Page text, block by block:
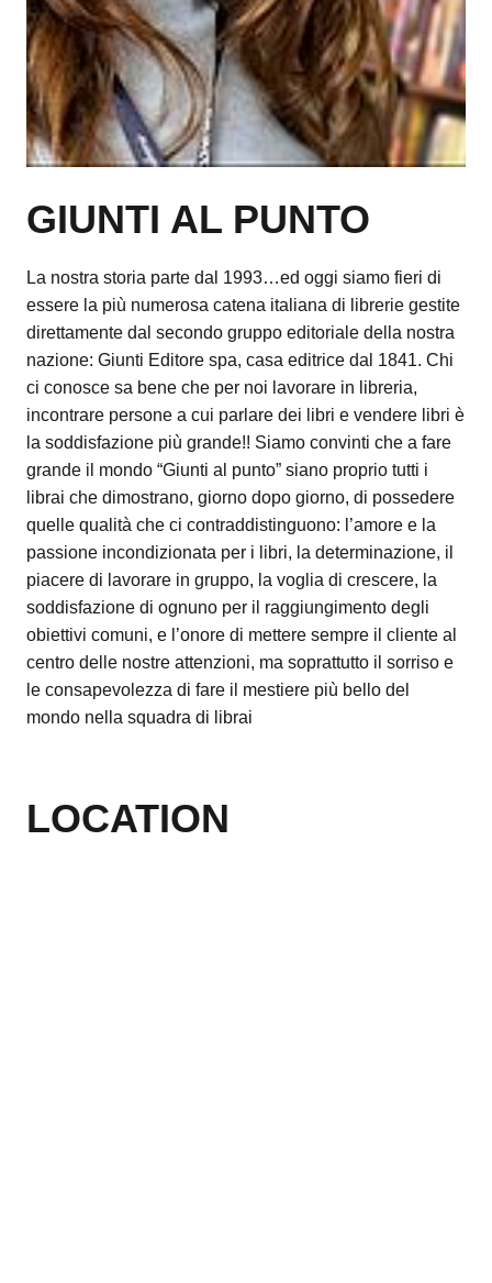
GIUNTI AL PUNTO
La nostra storia parte dal 1993…ed oggi siamo fieri di
essere la più numerosa catena italiana di librerie gestite
direttamente dal secondo gruppo editoriale della nostra
nazione: Giunti Editore spa, casa editrice dal 1841. Chi
ci conosce sa bene che per noi lavorare in libreria,
incontrare persone a cui parlare dei libri e vendere libri è
la soddisfazione più grande!! Siamo convinti che a fare
grande il mondo “Giunti al punto” siano proprio tutti i
librai che dimostrano, giorno dopo giorno, di possedere
quelle qualità che ci contraddistinguono: l’amore e la
passione incondizionata per i libri, la determinazione, il
piacere di lavorare in gruppo, la voglia di crescere, la
soddisfazione di ognuno per il raggiungimento degli
obiettivi comuni, e l’onore di mettere sempre il cliente al
centro delle nostre attenzioni, ma soprattutto il sorriso e
le consapevolezza di fare il mestiere più bello del
mondo nella squadra di librai
LOCATION